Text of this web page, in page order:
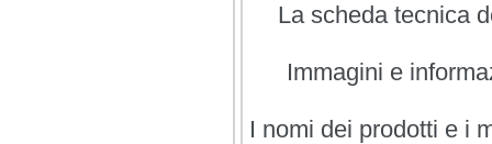
La scheda tecnica
Immagini e
I nomi dei prodotti e i